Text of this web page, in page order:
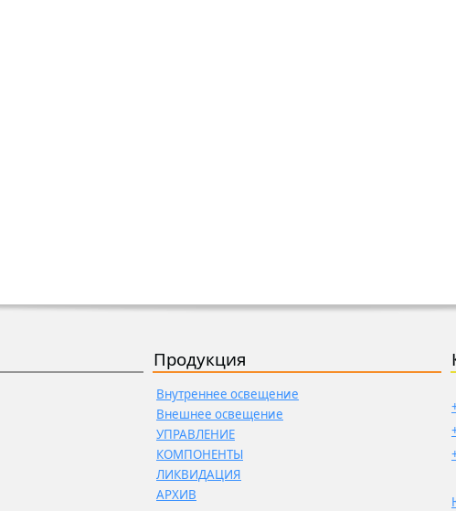
Продукция
Внутреннее освещение
Внешнее освещение
УПРАВЛЕНИЕ
КОМПОНЕНТЫ
ЛИКВИДАЦИЯ
АРХИВ